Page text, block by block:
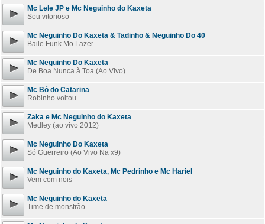
Mc Lele JP e Mc Neguinho do Kaxeta
Sou vitorioso
Mc Neguinho Do Kaxeta & Tadinho & Neguinho Do 40
Baile Funk Mo Lazer
Mc Neguinho Do Kaxeta
De Boa Nunca à Toa (Ao Vivo)
Mc Bó do Catarina
Robinho voltou
Zaka e Mc Neguinho do Kaxeta
Medley (ao vivo 2012)
Mc Neguinho Do Kaxeta
Só Guerreiro (Ao Vivo Na x9)
Mc Neguinho do Kaxeta, Mc Pedrinho e Mc Hariel
Vem com nois
Mc Neguinho do Kaxeta
Time de monstrão